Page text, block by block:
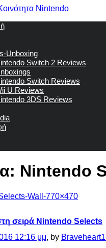
Unboxing
Switch 2 Reviews
Switch Reviews
U Reviews
3DS Reviews
Nintendo
στη σειρά Nintendo Selects
12:16 μμ, by